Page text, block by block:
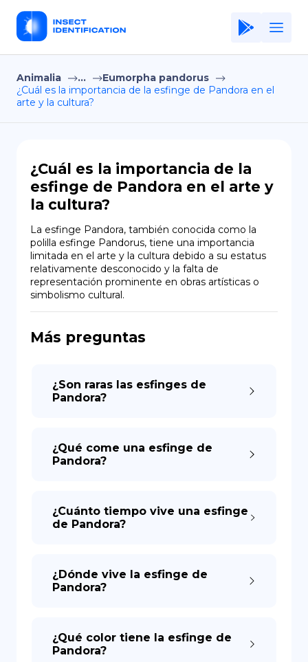
Home
Application
Privacy Policy
EN
Animalia ...
Eumorpha pandorus
¿Cuál es la importancia de la esfinge de Pandora en el
arte y la cultura?
¿Cuál es la importancia de la
esfinge de Pandora en el arte y
la cultura?
La esfinge Pandora, también conocida como la
polilla esfinge Pandorus, tiene una importancia
limitada en el arte y la cultura debido a su estatus
relativamente desconocido y la falta de
representación prominente en obras artísticas o
simbolismo cultural.
Más preguntas
¿Son raras las esfinges de
Pandora?
¿Qué come una esfinge de
Pandora?
¿Cuánto tiempo vive una esfinge
de Pandora?
¿Dónde vive la esfinge de
Pandora?
¿Qué color tiene la esfinge de
Pandora?